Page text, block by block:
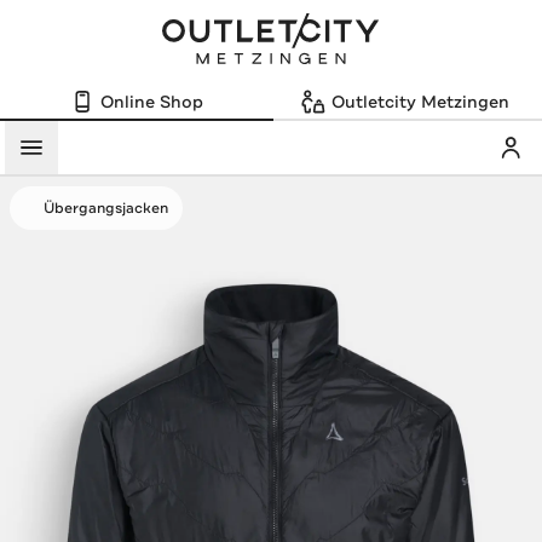
Online Shop Outletcity Metzingen
Menü
Übergangsjacken